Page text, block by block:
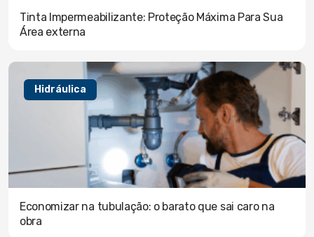
Tinta Impermeabilizante: Proteção Máxima Para Sua
Área externa
Hidráulica
Economizar na tubulação: o barato que sai caro na
obra